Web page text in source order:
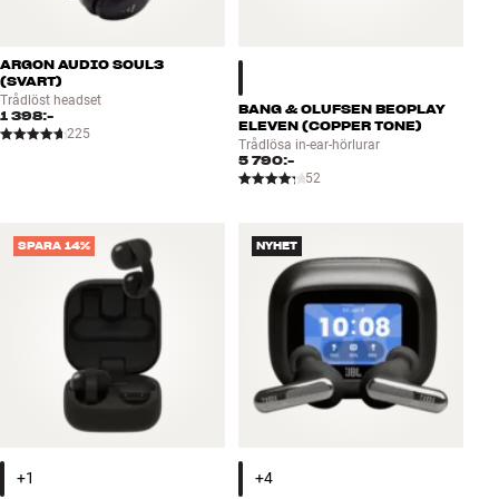
ARGON AUDIO SOUL3
(SVART)
Trådlöst headset
1 398:-
225
BANG & OLUFSEN BEOPLAY
ELEVEN (COPPER TONE)
Trådlösa in-ear-hörlurar
5 790:-
52
SPARA 14% NYHET